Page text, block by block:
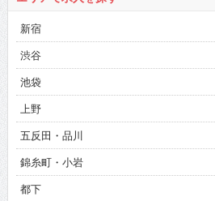
新宿
渋谷
池袋
上野
五反田・品川
錦糸町・小岩
都下